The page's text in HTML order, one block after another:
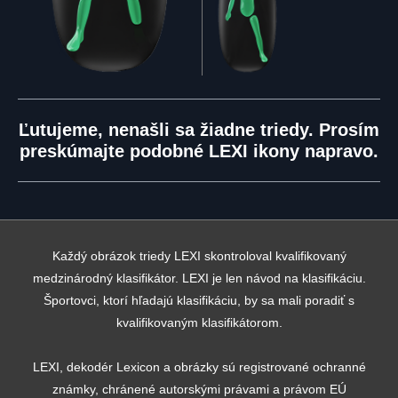
Ľutujeme, nenašli sa žiadne triedy. Prosím
preskúmajte podobné LEXI ikony napravo.
Každý obrázok triedy LEXI skontroloval kvalifikovaný
medzinárodný klasifikátor. LEXI je len návod na klasifikáciu.
Športovci, ktorí hľadajú klasifikáciu, by sa mali poradiť s
kvalifikovaným klasifikátorom.
LEXI, dekodér Lexicon a obrázky sú registrované ochranné
známky, chránené autorskými právami a právom EÚ